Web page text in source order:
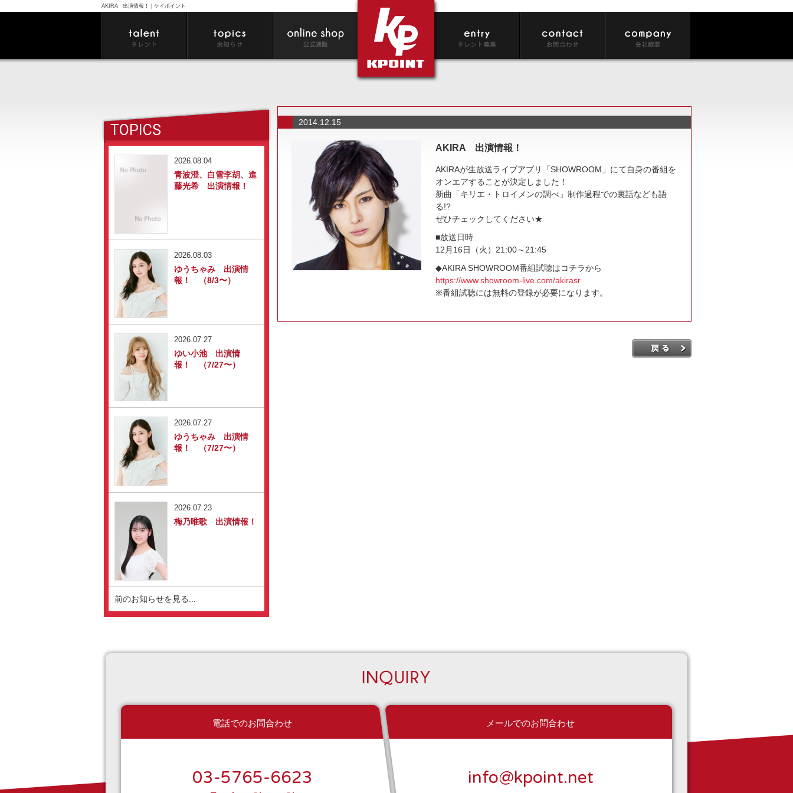
AKIRA 出演情報！ | ケイポイント
TOPICS
2026.08.04
青波澄、白雪李胡、進
藤光希 出演情報！
2026.08.03
ゆうちゃみ 出演情
報！ （8/3〜）
2026.07.27
ゆい小池 出演情
報！ （7/27〜）
2026.07.27
ゆうちゃみ 出演情
報！ （7/27〜）
2026.07.23
梅乃唯歌 出演情報！
前のお知らせを見る...
2014.12.15
AKIRA 出演情報！
AKIRAが生放送ライブアプリ「SHOWROOM」にて自身の番組を
オンエアすることが決定しました！
新曲「キリエ・トロイメンの調べ」制作過程での裏話なども語
る!?
ぜひチェックしてください★
■放送日時
12月16日（火）21:00～21:45
◆AKIRA SHOWROOM番組試聴はコチラから
https://www.showroom-live.com/akirasr
※番組試聴には無料の登録が必要になります。
電話でのお問合わせ
03-5765-6623
メールでのお問合わせ
info@kpoint.net